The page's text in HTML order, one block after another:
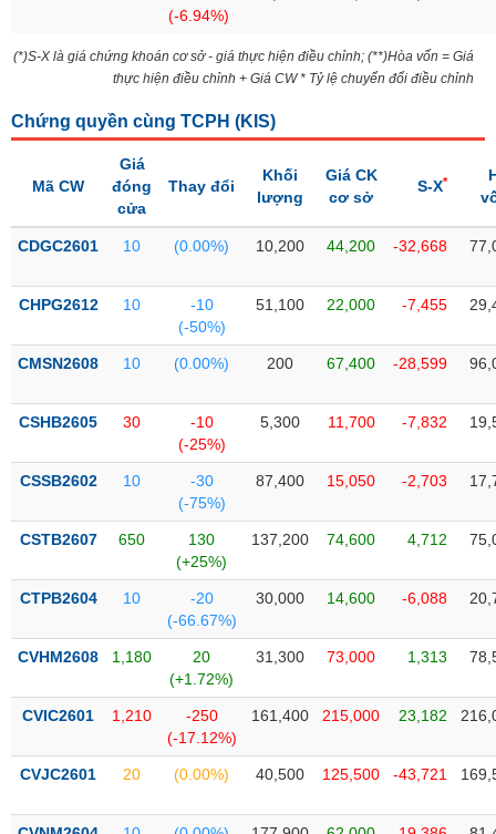
kỹ
Hồ
nghiệp
Tin
tức
kiện
liệu
Tâm
lý
(-6.94%)
(*)S-X là giá chứng khoán cơ sở - giá thực hiện điều chỉnh; (**)Hòa vốn = Giá
thực hiện điều chỉnh + Giá CW * Tỷ lệ chuyển đổi điều chỉnh
Chứng quyền cùng TCPH (KIS)
Mã CW
Giá
đóng
cửa
Thay đổi
Khối
lượng
Giá CK
cơ sở
S-X*
CDGC2601 10 (0.00%) 10,200 44,200 -32,668
CHPG2612 10
-10
(-50%)
51,100 22,000 -7,455
CMSN2608 10 (0.00%) 200 67,400 -28,599
CSHB2605 30
-10
(-25%)
5,300 11,700 -7,832
CSSB2602 10
-30
(-75%)
87,400 15,050 -2,703
CSTB2607 650
130
(+25%)
137,200 74,600 4,712
CTPB2604 10
-20
(-66.67%)
30,000 14,600 -6,088
CVHM2608 1,180
20
(+1.72%)
31,300 73,000 1,313
CVIC2601 1,210
-250
(-17.12%)
161,400 215,000 23,182
CVJC2601 20 (0.00%) 40,500 125,500 -43,721
NGUYÊN
LIỆU
TIÊU
KHÔNG
YẾU
TIÊU
DÙNG
CHĂM